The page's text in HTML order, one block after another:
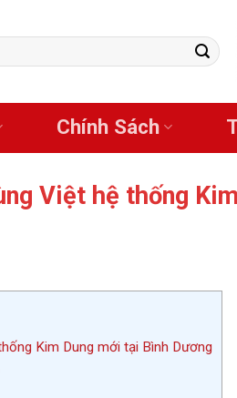
Chính Sách
Việt hệ thống
Kim Dung mới tại Bình Dương